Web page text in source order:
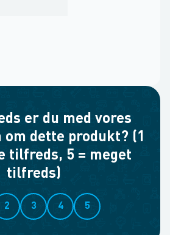
er du med vores
dette produkt? (1
tilfreds, 5 = meget
tilfreds)
2 3 4 5